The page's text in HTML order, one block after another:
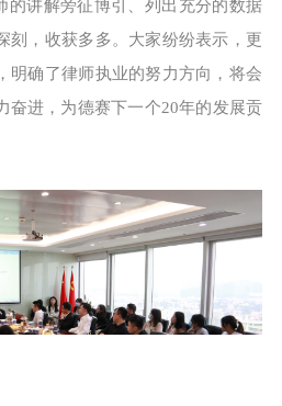
的讲解旁征博引、列出充分的数据
刻，收获多多。大家纷纷表示，更
明确了律师执业的努力方向，将会
奋进，为德赛下一个20年的发展贡